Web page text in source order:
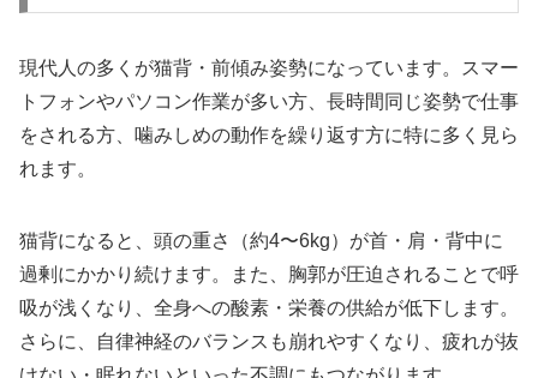
現代人の多くが猫背・前傾み姿勢になっています。スマー
トフォンやパソコン作業が多い方、長時間同じ姿勢で仕事
をされる方、噛みしめの動作を繰り返す方に特に多く見ら
れます。
猫背になると、頭の重さ（約4〜6kg）が首・肩・背中に
過剰にかかり続けます。また、胸郭が圧迫されることで呼
吸が浅くなり、全身への酸素・栄養の供給が低下します。
さらに、自律神経のバランスも崩れやすくなり、疲れが抜